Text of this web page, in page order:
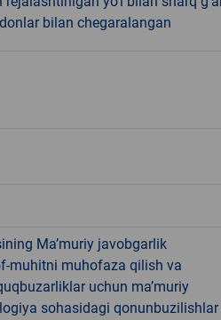
bilan chegaralangan
Ma’muriy javobgarlik
muhitni muhofaza qilish va
uchun ma’muriy
sohasidagi qonunbuzilishlar